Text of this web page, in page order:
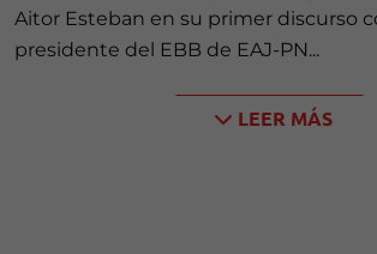
Aitor Esteban en su primer discurso
presidente del EBB de EAJ-PN...
LEER MÁS